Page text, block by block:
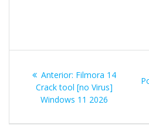
Post
Anterior: Post
anterior:
Filmora 14
Crack tool [no Virus]
Windows 11 2026